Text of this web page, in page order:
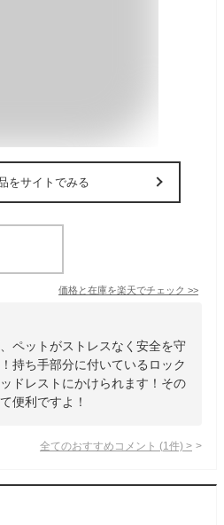
をサイトでみる
価格と在庫を楽天でチェック >>
ペットがストレスなく安全を守
持ち手部分に付いているロック
ドレストにかけられます！その
便利ですよ！
全てのおすすめコメント (1 件) >